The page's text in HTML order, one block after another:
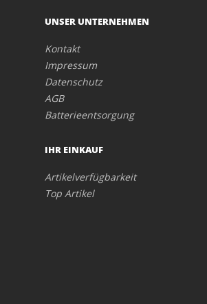
UNSER UNTERNEHMEN
Kontakt
Impressum
Datenschutz
AGB
Batterieentsorgung
IHR EINKAUF
Artikelverfügbarkeit
Top Artikel